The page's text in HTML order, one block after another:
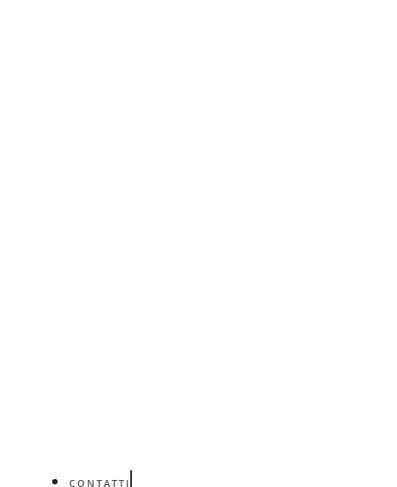
CONTATTI